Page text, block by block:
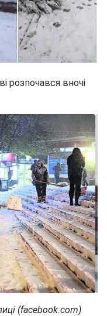
розпочався вночі
(facebook.com)